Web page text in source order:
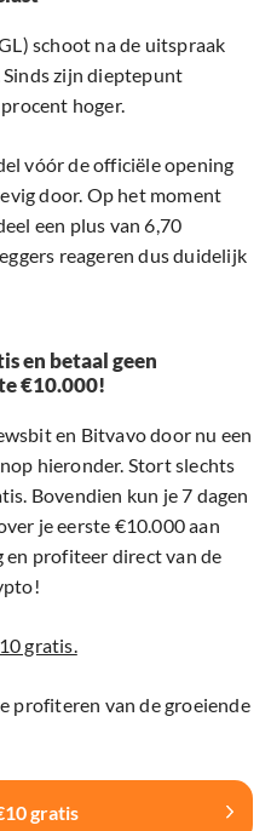
schoot na de uitspraak
zijn dieptepunt
hoger.
vóór de officiële opening
door. Op het moment
een plus van 6,70
reageren dus duidelijk
en betaal geen
€10.000!
en Bitvavo door nu een
hieronder. Stort slechts
Bovendien kun je 7 dagen
je eerste €10.000 aan
en profiteer direct van de
gratis.
profiteren van de groeiende
gratis